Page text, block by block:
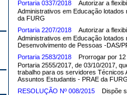
Portaria 0337/2018
Autorizar a
Administrativos em Educação
da FURG
Portaria 2207/2018
Autorizar a
Administrativos em Educação lotados
Desenvolvimento de Pessoas -DAS/
Portaria 2583/2018
Prorrogar por
Portaria 2555/2017, de 03/10/2017,
trabalho para os servidores Técnicos
Assuntos Estudantis - PRAE da
RESOLUÇÃO Nº 008/2015
Dispõe